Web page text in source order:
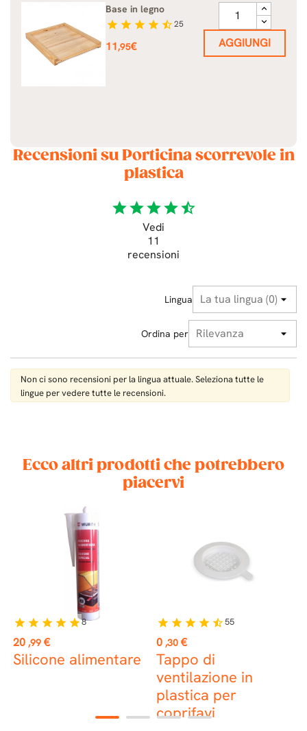
Base in legno
star star star star star_half25
Prezzo
11,95€ AGGIUNGI
Recensioni su Porticina scorrevole in
plastica
starstarstarstarstar_half
Vedi
11
recensioni
Lingua
Ordina per
Non ci sono recensioni per la lingua attuale. Seleziona tutte le
lingue per vedere tutte le recensioni.
Ecco altri prodotti che potrebbero
piacervi
Prezzo
20 ,99 €
Silicone alimentare
star star star star star8
Prezzo
0 ,30 €
Tappo di
ventilazione in
plastica per
coprifavi
star star star star star_half55
1 2 3 4